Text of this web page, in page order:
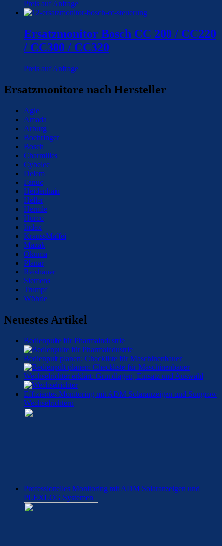
Preis auf Anfrage
Ersatzmonitor Bosch CC 200 / CC220
/ CC300 / CC320
Preis auf Anfrage
Ersatzmonitore nach Hersteller
Agie
Amada
Arburg
Boehringer
Bosch
Charmilles
Cybelec
Delem
Fanuc
Heidenhain
Heller
Hermle
Hurco
Index
KraussMaffei
Mazak
Okuma
Planar
Reishauer
Siemens
Trumpf
Wöhrle
Neuestes Artikel
Bedienpulte für Pharmaindustrie
Bedienpult planen: Checkliste für Maschinenbauer
Wechselrichter erklärt: Grundlagen, Einsatz und Auswahl
Effizientes Monitoring mit ADM Solaranzeigen und Sungrow
Wechselrichtern
Professionelles Monitoring mit ADM Solaranzeigen und
PLEXLOG Systemen